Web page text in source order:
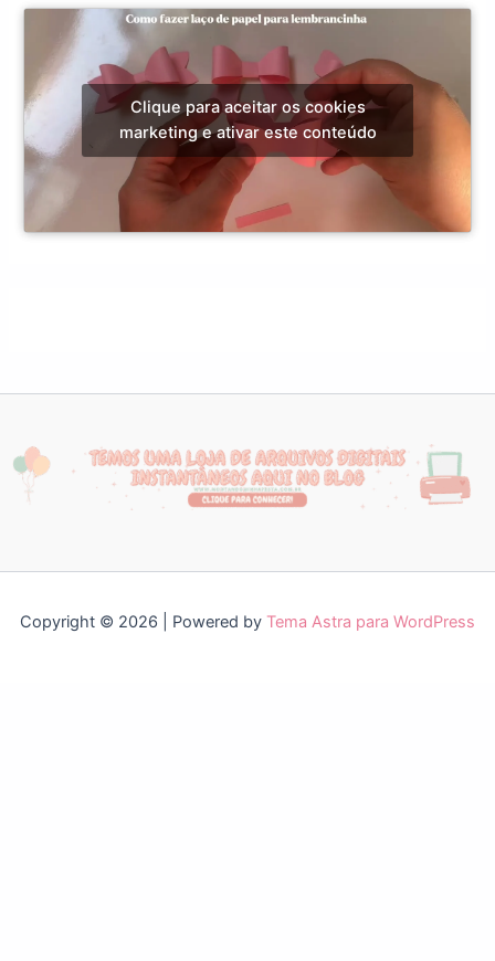
Clique para aceitar os cookies
marketing e ativar este conteúdo
Copyright © 2026 | Powered by Tema Astra para WordPress